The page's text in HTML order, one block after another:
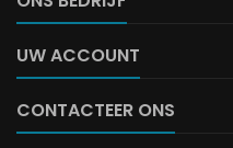
UW ACCOUNT
CONTACTEER ONS